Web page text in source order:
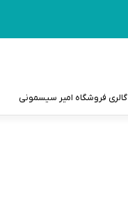
گالری فروشگاه امیر سیسمونی